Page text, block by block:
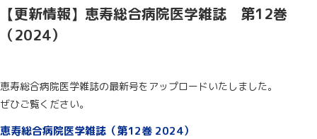
【更新情報】恵寿総合病院医学雑誌 第12巻
（2024）
恵寿総合病院医学雑誌の最新号をアップロードいたしました。
ぜひご覧ください。
恵寿総合病院医学雑誌（第12巻 2024）